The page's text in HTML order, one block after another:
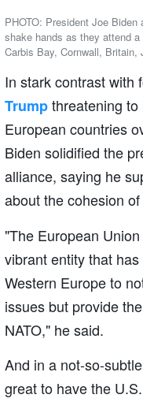
PHOTO: President Joe
shake hands as they attend
Carbis Bay, Cornwall, Britain,
In stark contrast with
Trumpthreatening to
European countries
Biden solidified the
alliance, saying he
about the cohesion of
"The European
vibrant entity that
Western Europe to
issues but provide
NATO," he said.
And in a not-so-
great to have the